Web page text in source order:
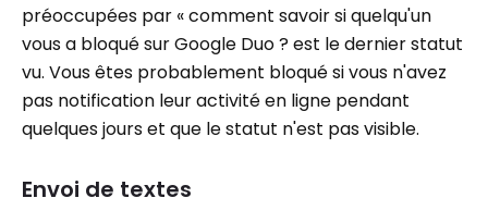
préoccupées par « comment savoir si quelqu'un
vous a bloqué sur Google Duo ? est le dernier statut
vu. Vous êtes probablement bloqué si vous n'avez
pas notification leur activité en ligne pendant
quelques jours et que le statut n'est pas visible.
Envoi de textes